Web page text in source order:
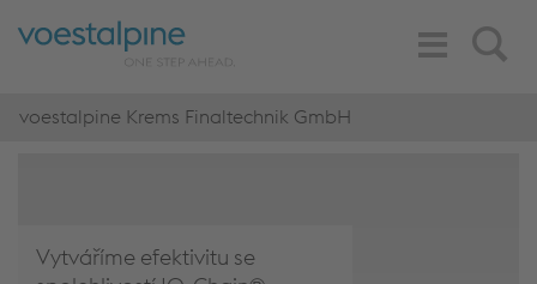
Search
Toggle
Navigation
voestalpine Krems Finaltechnik GmbH
Vytváříme efektivitu se